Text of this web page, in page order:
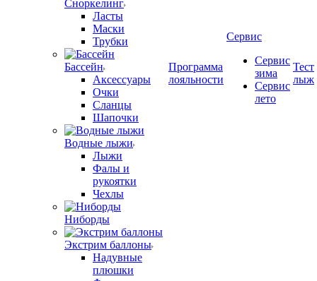
Сноркелинг
Ласты
Маски
Трубки
Бассейн
Аксессуары
Очки
Сланцы
Шапочки
Водные лыжи
Лыжи
Фалы и
рукоятки
Чехлы
Ниборды
Экстрим баллоны
Надувные
плюшки
Программа
лояльности
Сервис
Сервис
зима
Сервис
лето
Тест
лыж